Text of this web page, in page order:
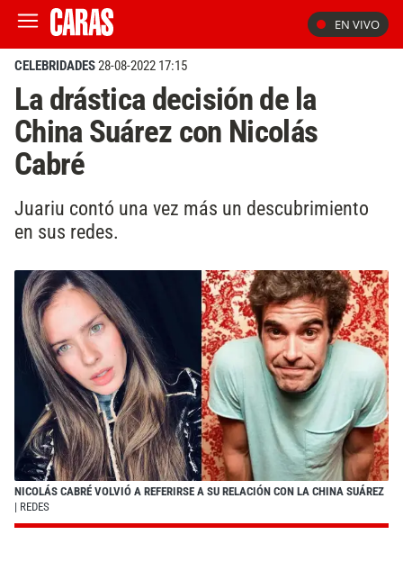
EN VIVO
CELEBRIDADES28-08-2022 17:15
La drástica decisión de la
China Suárez con Nicolás
Cabré
Juariu contó una vez más un descubrimiento
en sus redes.
NICOLÁS CABRÉ VOLVIÓ A REFERIRSE A SU RELACIÓN CON LA CHINA SUÁREZ
| REDES